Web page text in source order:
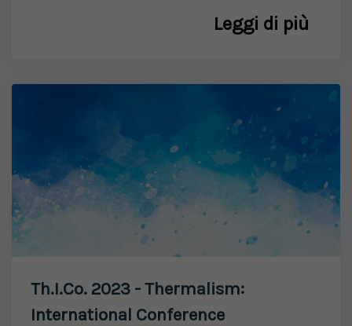
Leggi di più
Th.I.Co. 2023 - Thermalism:
International Conference